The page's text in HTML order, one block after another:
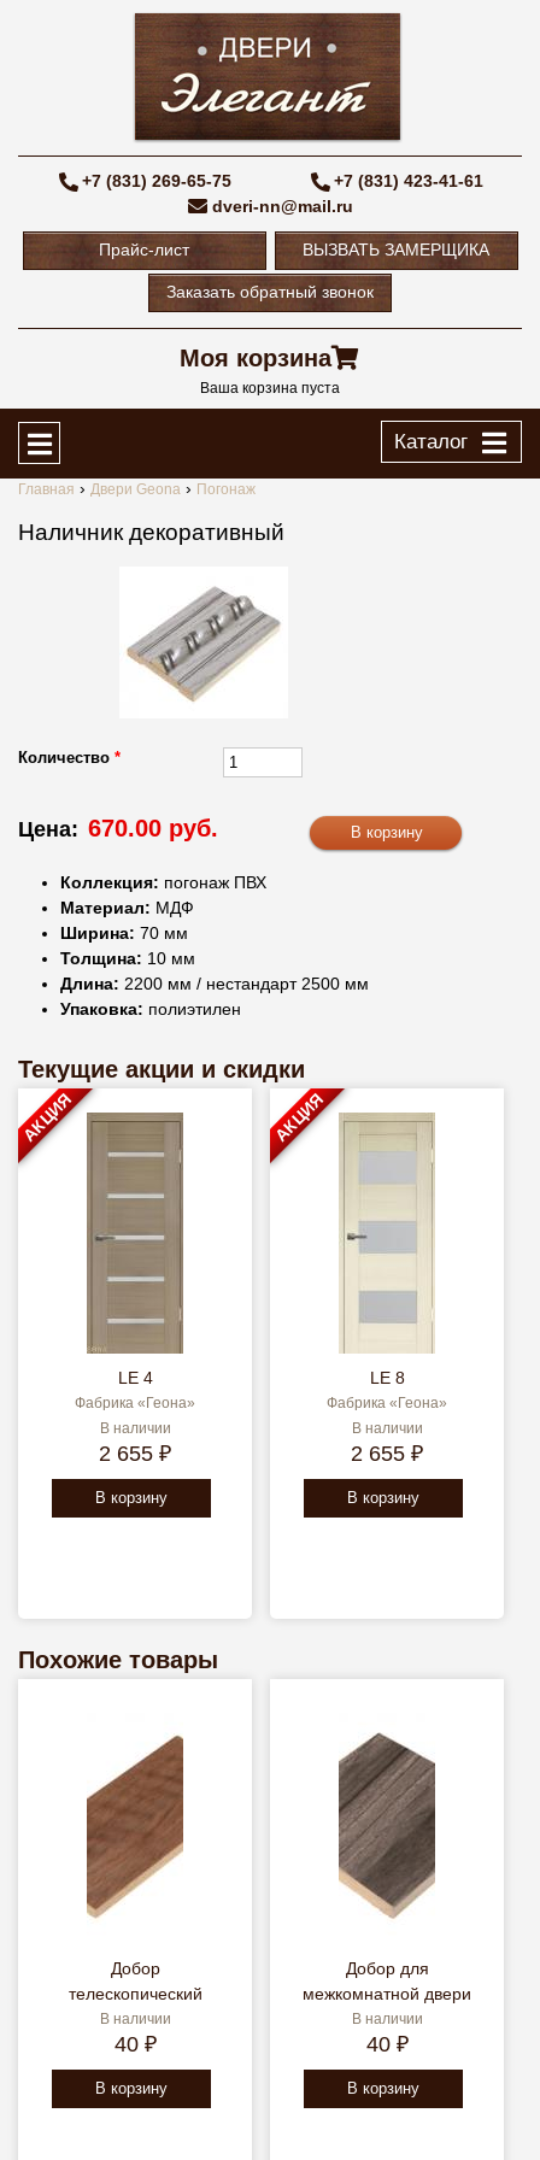
+7 (831) 269-65-75
+7 (831) 423-41-61
dveri-nn@mail.ru
Прайс-лист ВЫЗВАТЬ ЗАМЕРЩИКА
Заказать обратный звонок
Моя корзина
Ваша корзина пуста
Каталог
Главная Двери Geona Погонаж
Наличник декоративный
Количество *
Цена: 670.00 руб.
Коллекция: погонаж ПВХ
Материал: МДФ
Ширина: 70 мм
Толщина: 10 мм
Длина: 2200 мм / нестандарт 2500 мм
Упаковка: полиэтилен
Текущие акции и скидки
LE 4
Фабрика «Геона»
В наличии
2 655 ₽
В корзину
АКЦИЯ
LE 8
Фабрика «Геона»
В наличии
2 655 ₽
В корзину
АКЦИЯ
Похожие товары
Добор
телескопический
В наличии
40 ₽
В корзину
Добор для
межкомнатной двери
В наличии
40 ₽
В корзину